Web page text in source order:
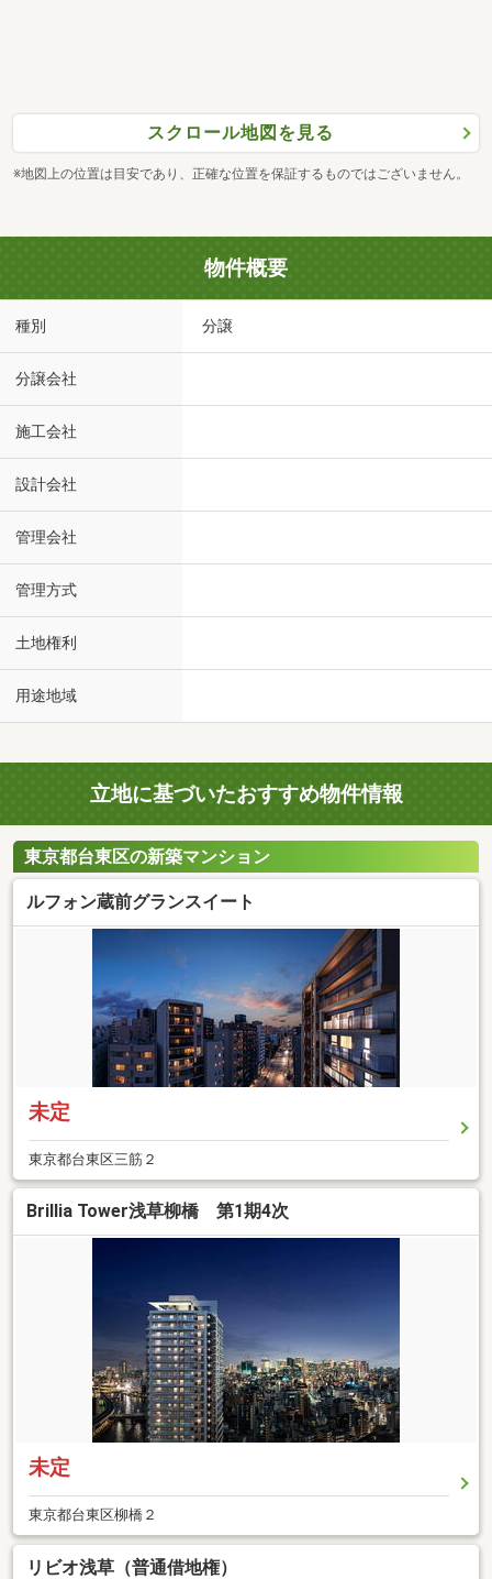
スクロール地図を見る
※地図上の位置は目安であり、正確な位置を保証するものではございません。
物件概要
種別 分譲
分譲会社
施工会社
設計会社
管理会社
管理方式
土地権利
用途地域
立地に基づいたおすすめ物件情報
東京都台東区の新築マンション
ルフォン蔵前グランスイート
未定
東京都台東区三筋２
Brillia Tower浅草柳橋 第1期4次
未定
東京都台東区柳橋２
リビオ浅草（普通借地権）